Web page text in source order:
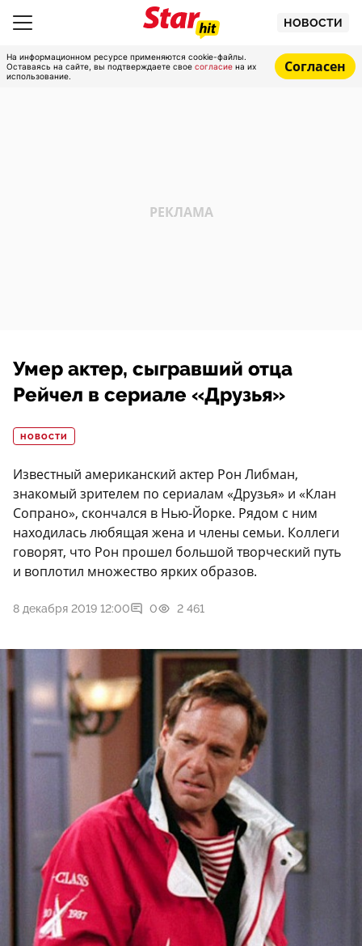
НОВОСТИ
На информационном ресурсе применяются cookie-файлы.
Оставаясь на сайте, вы подтверждаете свое согласие на их
использование.
Согласен
Умер актер, сыгравший отца
Рейчел в сериале «Друзья»
НОВОСТИ
Известный американский актер Рон Либман,
знакомый зрителем по сериалам «Друзья» и «Клан
Сопрано», скончался в Нью-Йорке. Рядом с ним
находилась любящая жена и члены семьи. Коллеги
говорят, что Рон прошел большой творческий путь
и воплотил множество ярких образов.
8 декабря 2019 12:00 0 2 461